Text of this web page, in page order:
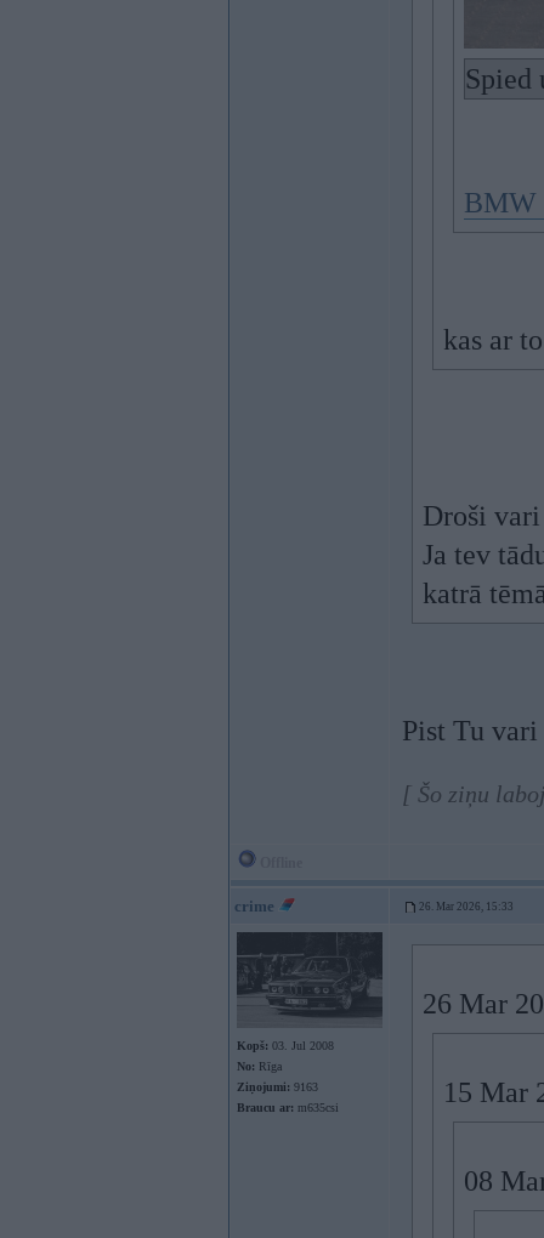
Spied
BMW
kas ar
Droši
Ja tev
katrā
Pist Tu vari
[ Šo ziņu
crime 26. Mar 2026, 15:33
Kopš: 03. Jul 2008
No: Rīga
Ziņojumi: 9163
Braucu ar: m635csi
26 Mar
15 Mar
08